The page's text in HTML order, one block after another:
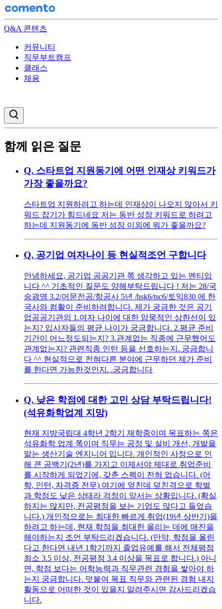
Q&A 콘텐츠
커뮤니티
직무부트캠프
클래스
채용
함께 읽은 질문
Q. 스타트업 지원동기에 어떤 인재상 키워드가
가장 좋을까요?
스타트업 지원하려고 하는데 인재상이 나오지 않아서 키
워드 잡기가 힘드네요 저는 동반 성장 키워드로 하려고
하는데 지원동기에 동반 성장 이외에 뭐가 좋을까요?
Q. 공기업 여자나이 등 현실적조언 구합니다
안녕하세요, 공기업 공공기관 쪽 생각하고 있는 멘티입
니다 ^^ 기초적인 질문도 양해부탁드립니다 ! 저는 28/국
숭광명 3.2/어문전공/항공사 5년 /hsk6/tsc6/토익830 에 한
국사와 컴활이 준비하려합니다. 제가 궁금한 것은 공기
업공공기관의 1.여자 나이에 대한 암묵적인 상한선이 있
는지? 입사자들의 평균 나이가 궁금합니다. 2.평균 준비
기간이 어느정도되는지? 3.관계없는 직종에 근무했어도
관계없는지? 관련직종 인턴 등을 선호하는지. 궁금합니
다 ^^ 현실적으로 전혀다른 분야에 근무하던 제가 준비
를 한다면 가능한것인지. .궁금합니다
Q. 낮은 학점에 대한 고민 상담 부탁드립니다!
(석유화학업계 지망)
현재 지방국립대 4학년 2학기 재학중이며 목표하는 쪽은
석유화학 업계 쪽이며 직무는 공정 및 설비 개선, 개발을
맡는 생산기술 엔지니어 입니다. 개인적인 사정으로 인
해 큰 공백기(2년)를 가지고 이제서야 제대로 취업준비
를 시작하게 되었기에, 갖춘 스펙이 전혀 없습니다. (어
학, 인턴, 자격증 전무) 여기에 엎친데 덮친격으로 학벌
과 학점도 낮은 상태라 걱정이 앞서는 상황입니다. (확실
하지는 않지만, 전공평점을 보는 기업도 많다고 들었습
니다.) 개인적으로는 최대한 빠르게 취업(19년 상반기)을
하려고 하는데, 현재 학점을 최대한 올리는 데에 매진을
해야하는지 조언 부탁드리겠습니다. (만약, 학점을 올린
다고 한다면 내년 1학기까지 졸업유예를 해서 전체평점
최소 3.5 이상, 전공평점 3.4 이상을 목표로 합니다.) 아니
면, 학점 보다는 어학능력과 직무관련 경험을 쌓아야 하
는지 궁금합니다. 덧붙여 목표 직무와 관련된 경험 내지
활동으로 어떠한 것이 있을지 알려주시면 감사드리겠습
니다.